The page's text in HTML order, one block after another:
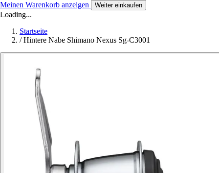
Meinen Warenkorb anzeigen Weiter einkaufen
Loading...
Startseite
/ Hintere Nabe Shimano Nexus Sg-C3001